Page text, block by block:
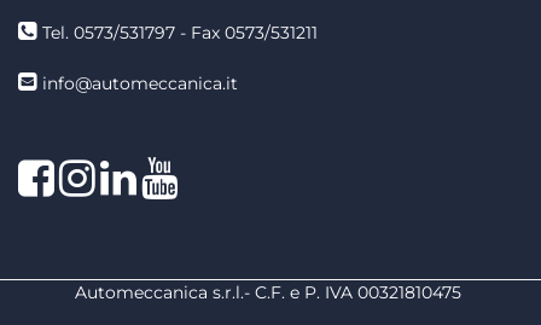
Tel. 0573/531797 - Fax 0573/531211
info@automeccanica.it
FacebookInstagram
linkedin
Automeccanica s.r.l.- C.F. e P. IVA 00321810475